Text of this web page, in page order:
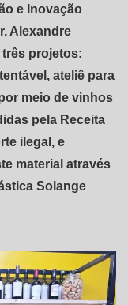
e Inovação
Alexandre
três projetos:
ateliê para
meio de vinhos
pela Receita
ilegal, e
material através
Solange